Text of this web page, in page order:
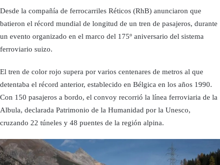
Desde la compañía de ferrocarriles Réticos (RhB) anunciaron que
batieron el récord mundial de longitud de un tren de pasajeros, durante
un evento organizado en el marco del 175º aniversario del sistema
ferroviario suizo.
El tren de color rojo supera por varios centenares de metros al que
detentaba el récord anterior, establecido en Bélgica en los años 1990.
Con 150 pasajeros a bordo, el convoy recorrió la línea ferroviaria de la
Albula, declarada Patrimonio de la Humanidad por la Unesco,
cruzando 22 túneles y 48 puentes de la región alpina.